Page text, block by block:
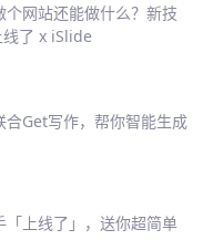
个网站还能做什么？新技
了 x iSlide
合Get写作，帮你智能生成
「上线了」，送你超简单